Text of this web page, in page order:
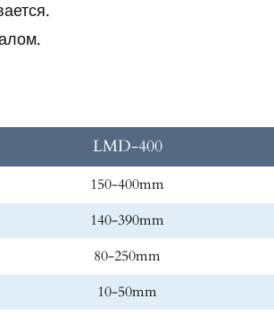
LMD-400
150-400mm
140-390mm
80-250mm
10-50mm